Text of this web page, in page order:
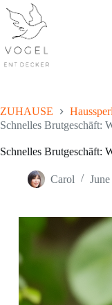
content
ZUHAUSE
Schnelles Brutgeschäft:
Schnelles Brutgeschäft:
Carol